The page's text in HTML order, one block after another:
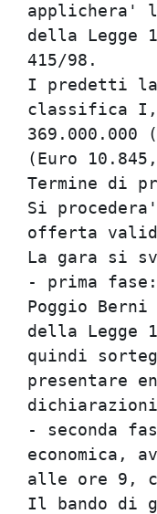
della
I
classifica
(Euro
Si
La
- prima
Poggio
della
quindi
-
alle ore
Il bando